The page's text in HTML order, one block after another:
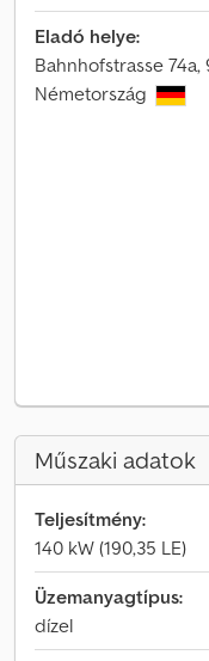
Eladó helye:
Bahnhofstrasse
Németország
Műszaki adatok
Teljesítmény:
140 kW (190,35 LE)
Üzemanyagtípus:
dízel